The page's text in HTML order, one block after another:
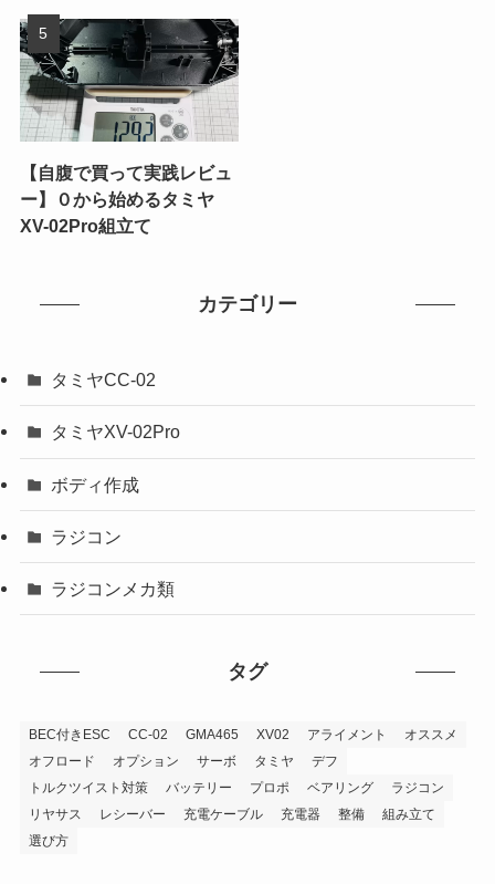
【自腹で買って実践レビュ
ー】０から始めるタミヤ
XV-02Pro組立て
カテゴリー
タミヤCC-02
タミヤXV-02Pro
ボディ作成
ラジコン
ラジコンメカ類
タグ
BEC付きESC CC-02 GMA465 XV02 アライメント
オススメ
オフロード
オプション サーボ タミヤ
デフ
トルクツイスト対策
バッテリー プロポ ベアリング
ラジコン
リヤサス
レシーバー 充電ケーブル 充電器 整備
組み立て
選び方